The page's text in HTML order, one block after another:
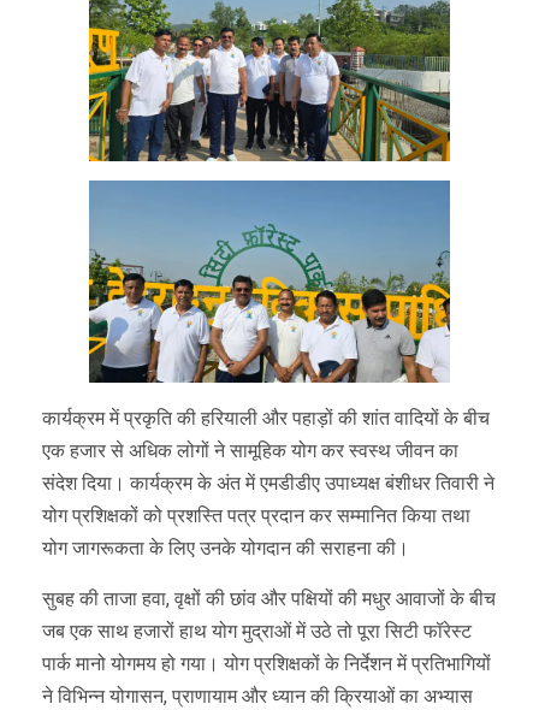
कार्यक्रम में प्रकृति की हरियाली और पहाड़ों की शांत वादियों के बीच
एक हजार से अधिक लोगों ने सामूहिक योग कर स्वस्थ जीवन का
संदेश दिया। कार्यक्रम के अंत में एमडीडीए उपाध्यक्ष बंशीधर तिवारी ने
योग प्रशिक्षकों को प्रशस्ति पत्र प्रदान कर सम्मानित किया तथा
योग जागरूकता के लिए उनके योगदान की सराहना की।
सुबह की ताजा हवा, वृक्षों की छांव और पक्षियों की मधुर आवाजों के बीच
जब एक साथ हजारों हाथ योग मुद्राओं में उठे तो पूरा सिटी फॉरेस्ट
पार्क मानो योगमय हो गया। योग प्रशिक्षकों के निर्देशन में प्रतिभागियों
ने विभिन्न योगासन, प्राणायाम और ध्यान की क्रियाओं का अभ्यास